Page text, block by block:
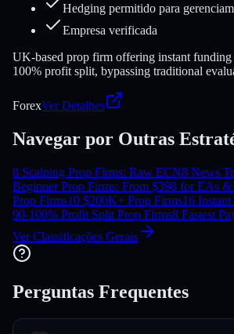
Hedging permitido para
Empresa verificada
UK-based prop firm offering instant
100% profit split, bypassing traditional
ForexVer Detalhes
Navegar por Outras
8 Scalping Prop Firms: Raw ECN8 News
Beginner Prop Firms: From $398 for EAs &
Prop Firms10 $200K+ Prop Firms16
90-100% Profit Split Prop Firms8 Fastest
Ver Classificações Gerais
Perguntas Frequentes